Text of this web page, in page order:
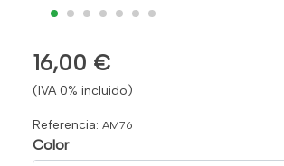
16,00 €
(IVA 0% incluido)
Referencia: AM76
Color